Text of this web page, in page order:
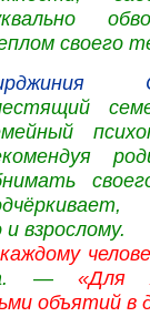
своего
взрослому.
— «Для
объятий в